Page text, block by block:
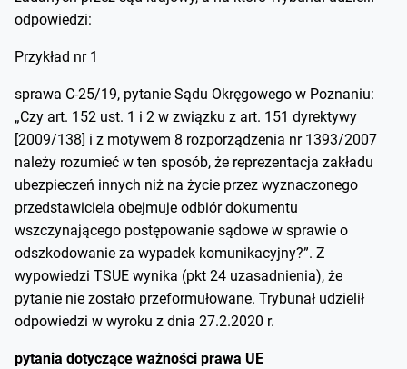
odpowiedzi:
Przykład nr 1
sprawa C-25/19, pytanie Sądu Okręgowego w Poznaniu:
„Czy art. 152 ust. 1 i 2 w związku z art. 151 dyrektywy
[2009/138] i z motywem 8 rozporządzenia nr 1393/2007
należy rozumieć w ten sposób, że reprezentacja zakładu
ubezpieczeń innych niż na życie przez wyznaczonego
przedstawiciela obejmuje odbiór dokumentu
wszczynającego postępowanie sądowe w sprawie o
odszkodowanie za wypadek komunikacyjny?”. Z
wypowiedzi TSUE wynika (pkt 24 uzasadnienia), że
pytanie nie zostało przeformułowane. Trybunał udzielił
odpowiedzi w wyroku z dnia 27.2.2020 r.
pytania dotyczące ważności prawa UE